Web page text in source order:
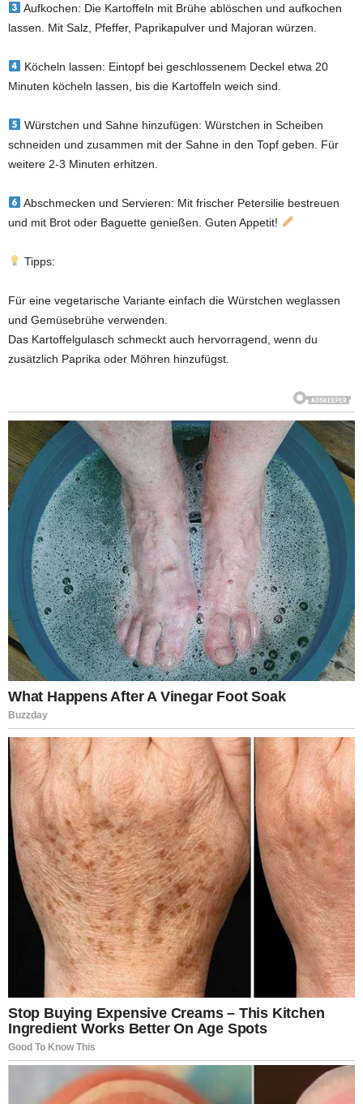
Aufkochen: Die Kartoffeln mit Brühe ablöschen und aufkochen
lassen. Mit Salz, Pfeffer, Paprikapulver und Majoran würzen.
Köcheln lassen: Eintopf bei geschlossenem Deckel etwa 20
Minuten köcheln lassen, bis die Kartoffeln weich sind.
Würstchen und Sahne hinzufügen: Würstchen in Scheiben
schneiden und zusammen mit der Sahne in den Topf geben. Für
weitere 2-3 Minuten erhitzen.
Abschmecken und Servieren: Mit frischer Petersilie bestreuen
und mit Brot oder Baguette genießen. Guten Appetit!
Tipps:
Für eine vegetarische Variante einfach die Würstchen weglassen
und Gemüsebrühe verwenden.
Das Kartoffelgulasch schmeckt auch hervorragend, wenn du
zusätzlich Paprika oder Möhren hinzufügst.